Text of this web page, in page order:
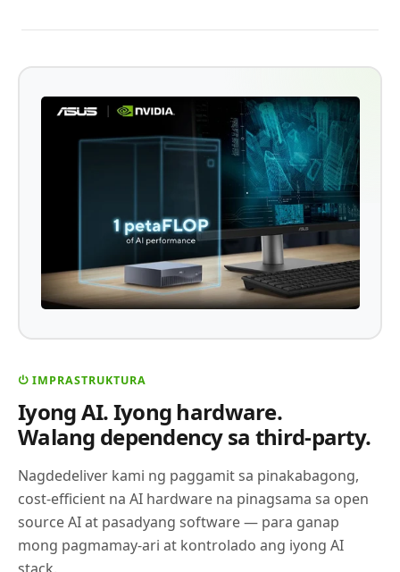
⏻ IMPRASTRUKTURA
Iyong AI. Iyong hardware.
Walang dependency sa third-party.
Nagdedeliver kami ng paggamit sa pinakabagong,
cost-efficient na AI hardware na pinagsama sa open
source AI at pasadyang software — para ganap
mong pagmamay-ari at kontrolado ang iyong AI
stack.